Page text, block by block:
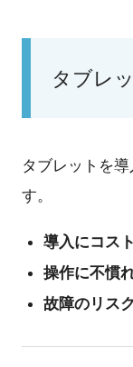
タブレ
タブレットを
す。
導入にコス
操作に不慣
故障のリス